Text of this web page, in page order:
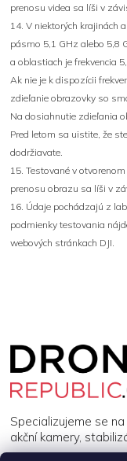
prenosu videa sa líši v
14. V niektorých krajinách
pásmo 5,1 GHz alebo 5,8
a oblastiach je frekvencia
Ak nie je k dispozícii
zdieľanie obrazovky so
Na dosiahnutie zdieľania
Pred letom sa uistite, že
dodržiavate.
15. Testované v
prenosu obrazu sa líši v
16. Údaje pochádzajú z
podmienky testovania
webových stránkach DJI.
Specializujeme se
akční kamery,